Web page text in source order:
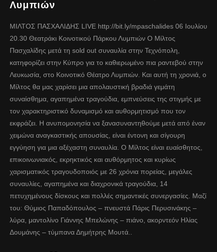
Λυμπιών
ΜΙΛΤΟΣ ΠΑΣΧΑΛΙΔΗΣ LIVE http://bit.ly/mpaschalides 06 Ιουλίου
20.30 Θεατράκι Κοινοτικού Πάρκου Λυμπιών Ο Μίλτος
Πασχαλίδης μετά τη sold out συναυλία στην Τεχνόπολη,
κατηφορίζει στην Κύπρο για το καθιερωμένο πια ραντεβού στην
Λευκωσία, στο Κοινοτικό Θέατρο Λυμπιών. Και αυτή τη χρονιά, ο
Μίλτος θα μας χαρίσει μια απολαυστική βραδιά γεμάτη
συναίσθημα, αγαπημένα τραγούδια, εμπνεύσεις της στιγμής με
τον χαρακτηριστικό δυναμισμό και αυθορμητισμό που τον
εκφράζει. Η ανυπομονησία να ξανασυναντηθούμε μετά από έναν
χειμώνα αναγκαστικής απουσίας, είναι έντονη και σίγουρη
εγγύηση για μια αξέχαστη συναυλία. Ο Μίλτος είναι ευαίσθητος,
επικοινωνιακός, εκρηκτικός και αυθόρμητος και κυρίως
χαρισματικός τραγουδοποιός με 26 χρόνια πορείας, μεγάλες
συναυλίες, αγαπημένα και διαχρονικά τραγούδια, 14
πετυχημένους δίσκους και πολλές σημαντικές συνεργασίες. Μαζί
του: Θύμιος Παπαδόπουλος – πνευστά Πάρις Περυσινάκης –
λύρα, μαντολίνο Γιάννης Μπελώνης – πιάνο, ακορντεόν Ηλίας
Δουμάνης – τύμπανα Δημήτρης Μουτά..